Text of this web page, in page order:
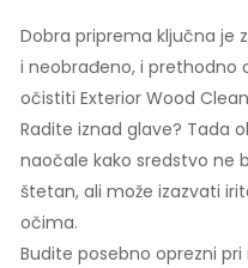
Dobra priprema ključna je
i neobrađeno, i prethodno
očistiti Exterior Wood
Radite iznad glave? Tada
naočale kako sredstvo ne
štetan, ali može izazvati
očima.
Budite posebno oprezni pri